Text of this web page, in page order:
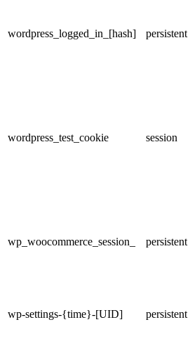
wordpress_logged_in_[hash] persistent
wordpress_test_cookie session
wp_woocommerce_session_ persistent
wp-settings-{time}-[UID] persistent